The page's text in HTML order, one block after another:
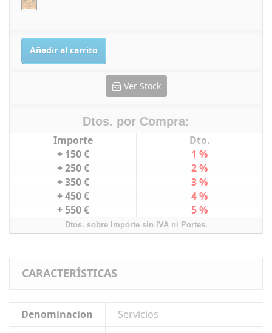
Añadir al carrito
Ver Stock
Dtos. por Compra:
Importe
Dto.
+ 150 €
1 %
+ 250 €
2 %
+ 350 €
3 %
+ 450 €
4 %
+ 550 €
5 %
Dtos. sobre Importe sin IVA ni Portes.
CARACTERÍSTICAS
Denominacion
Servicios